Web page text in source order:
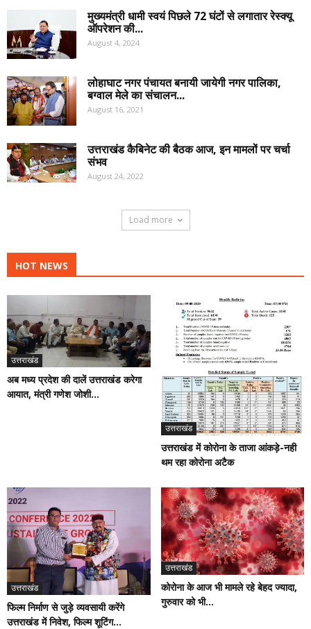
मुख्यमंत्री धामी स्वयं पिछले 72 घंटों से लगातार रेस्क्यू
ऑपरेशन की...
August 4, 2024
लोहाघाट नगर पंचायत बनायी जायेगी नगर पालिका,
बग्वाल मेले का संचालन...
August 16, 2021
उत्तराखंड कैबिनेट की बैठक आज, इन मामलों पर चर्चा
संभव
August 24, 2022
Load more
HOT NEWS
उत्तराखंड
अब मध्य प्रदेश की दालें उत्तराखंड करेगा
आयात, मंत्री गणेश जोशी...
उत्तराखंड
उत्तराखंड में कोरोना के ताजा आंकड़े-नही
थम रहा कोरोना अटैक
उत्तराखंड
फिल्म निर्माण से जुड़े व्यवसायी करेंगे
उत्तराखंड में निवेश, फिल्म शूटिंग...
उत्तराखंड
कोरोना के आज भी मामले रहे बेहद ज्यादा,
गुरुवार को भी...